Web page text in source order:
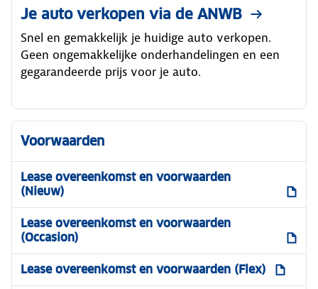
Je auto verkopen via de ANWB
Snel en gemakkelijk je huidige auto verkopen.
Geen ongemakkelijke onderhandelingen en een
gegarandeerde prijs voor je auto.
Voorwaarden
Lease overeenkomst en voorwaarden
(Nieuw)
Lease overeenkomst en voorwaarden
(Occasion)
Lease overeenkomst en voorwaarden (Flex)